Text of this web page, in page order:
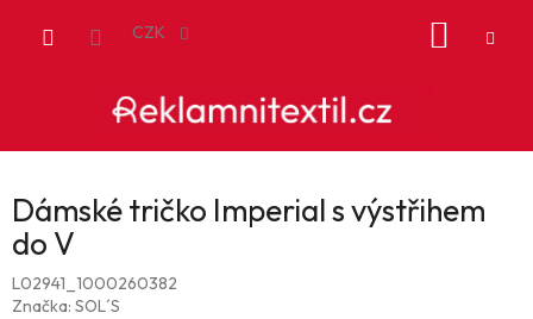
CZK
Dámské tričko Imperial s výstřihem
do V
L02941_1000260382
Značka: SOL´S